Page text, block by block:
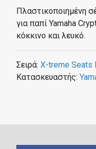
Πλαστικοποιημένη
για παπί Yamaha
κόκκινο και λευκό.
Σειρά: X-treme Seats
Κατασκευαστής: